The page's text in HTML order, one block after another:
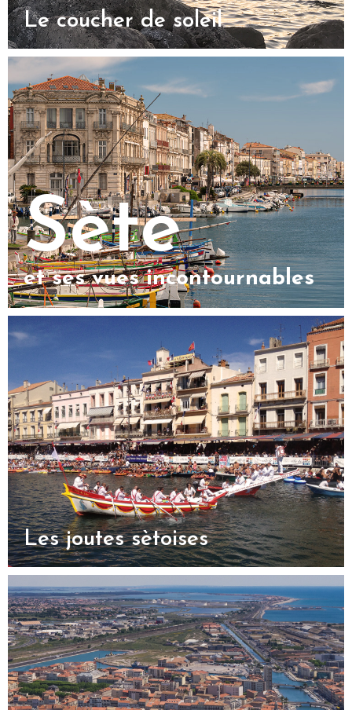
Le coucher de soleil
Sète
et ses vues incontournables
Les joutes sètoises